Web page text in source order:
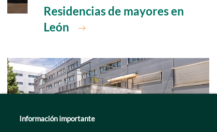
Ir a
Residencias de mayores en
León
Información importante